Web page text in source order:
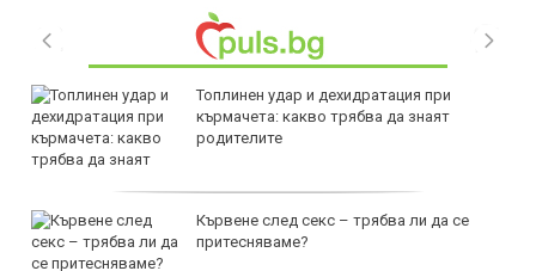
Топлинен удар и дехидратация при
кърмачета: какво трябва да знаят
родителите
Кървене след секс – трябва ли да се
притесняваме?